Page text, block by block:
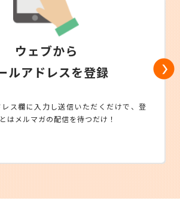
ウェブから
ルアドレスを登録
ス欄に入力し送信いただくだけで、登
はメルマガの配信を待つだけ！